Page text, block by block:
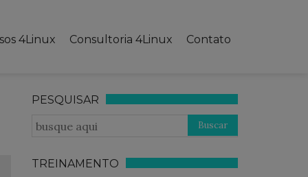
4Linux Consultoria 4Linux Contato
PESQUISAR
TREINAMENTO